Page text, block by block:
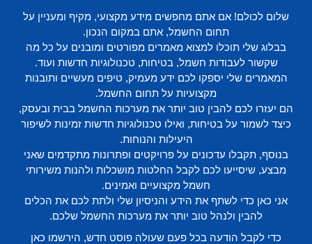
שלום לכולם! אם אתם מחפשים מידע מקצועי, מקיף ומעניין על
תחום החשמל, אתם במקום הנכון.
בבלוג שלי תוכלו למצוא מאמרים מפורטים ומובנים על כל מה
שקשור לעבודות חשמל, בטיחות, טכנולוגיות חדשות ועוד.
המאמרים שלי יספקו לכם ידע מעמיק, טיפים מעשיים ותובנות
מקצועיות על תחום החשמל.
הם יעזרו לכם להבין טוב יותר את מערכות החשמל בבית ובעסק,
כיצד לשמור על בטיחות, ואילו טכנולוגיות חדשות זמינות לשיפור
היעילות והנוחות.
בנוסף, תקבלו עדכונים על פרויקטים ופתרונות מתקדמים שאני
מבצע, שיסייעו לכם לקבל החלטות מושכלות ולהנות משירותי
חשמל מקצועיים ואמינים.
אני כאן כדי לשתף את הידע והניסיון שלי ולתת לכם את הכלים
להבין ולנהל טוב יותר את מערכות החשמל שלכם.
כדי לקבל הודעה בכל פעם שעולה פוסט חדש, הירשמו כאן